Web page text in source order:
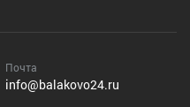
Почта
info@balakovo24.ru